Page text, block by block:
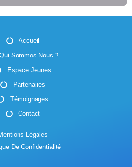
Accueil
Qui Sommes-Nous ?
Espace Jeunes
Partenaires
Témoignages
Contact
Légales
De Confidentialité